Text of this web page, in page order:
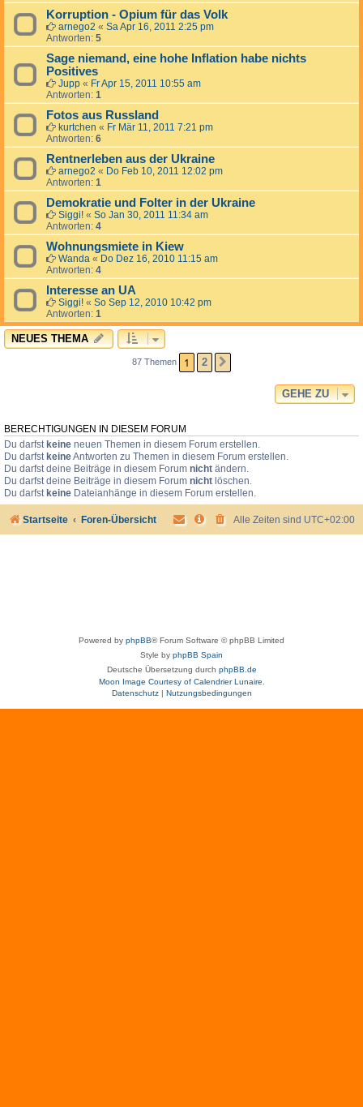
Korruption - Opium für das Volk
arnego2 « Sa Apr 16, 2011 2:25 pm
Antworten: 5
Sage niemand, eine hohe Inflation habe nichts
Positives
Jupp « Fr Apr 15, 2011 10:55 am
Antworten: 1
Fotos aus Russland
kurtchen « Fr Mär 11, 2011 7:21 pm
Antworten: 6
Rentnerleben aus der Ukraine
arnego2 « Do Feb 10, 2011 12:02 pm
Antworten: 1
Demokratie und Folter in der Ukraine
Siggi! « So Jan 30, 2011 11:34 am
Antworten: 4
Wohnungsmiete in Kiew
Wanda « Do Dez 16, 2010 11:15 am
Antworten: 4
Interesse an UA
Siggi! « So Sep 12, 2010 10:42 pm
Antworten: 1
NEUES THEMA
87 Themen 1 2
GEHE ZU
BERECHTIGUNGEN IN DIESEM FORUM
Du darfst keine neuen Themen in diesem Forum erstellen.
Du darfst keineAntworten zu Themen in diesem Forum erstellen.
Du darfst deine Beiträge in diesem Forum nicht ändern.
Du darfst deine Beiträge in diesem Forum nicht löschen.
Du darfst keine Dateianhänge in diesem Forum erstellen.
Startseite Foren-Übersicht Alle Zeiten sind UTC+02:00
Powered by phpBB® Forum Software © phpBB Limited
Style by phpBB Spain
Deutsche Übersetzung durch phpBB.de
Moon Image Courtesy of Calendrier Lunaire.
Datenschutz| Nutzungsbedingungen